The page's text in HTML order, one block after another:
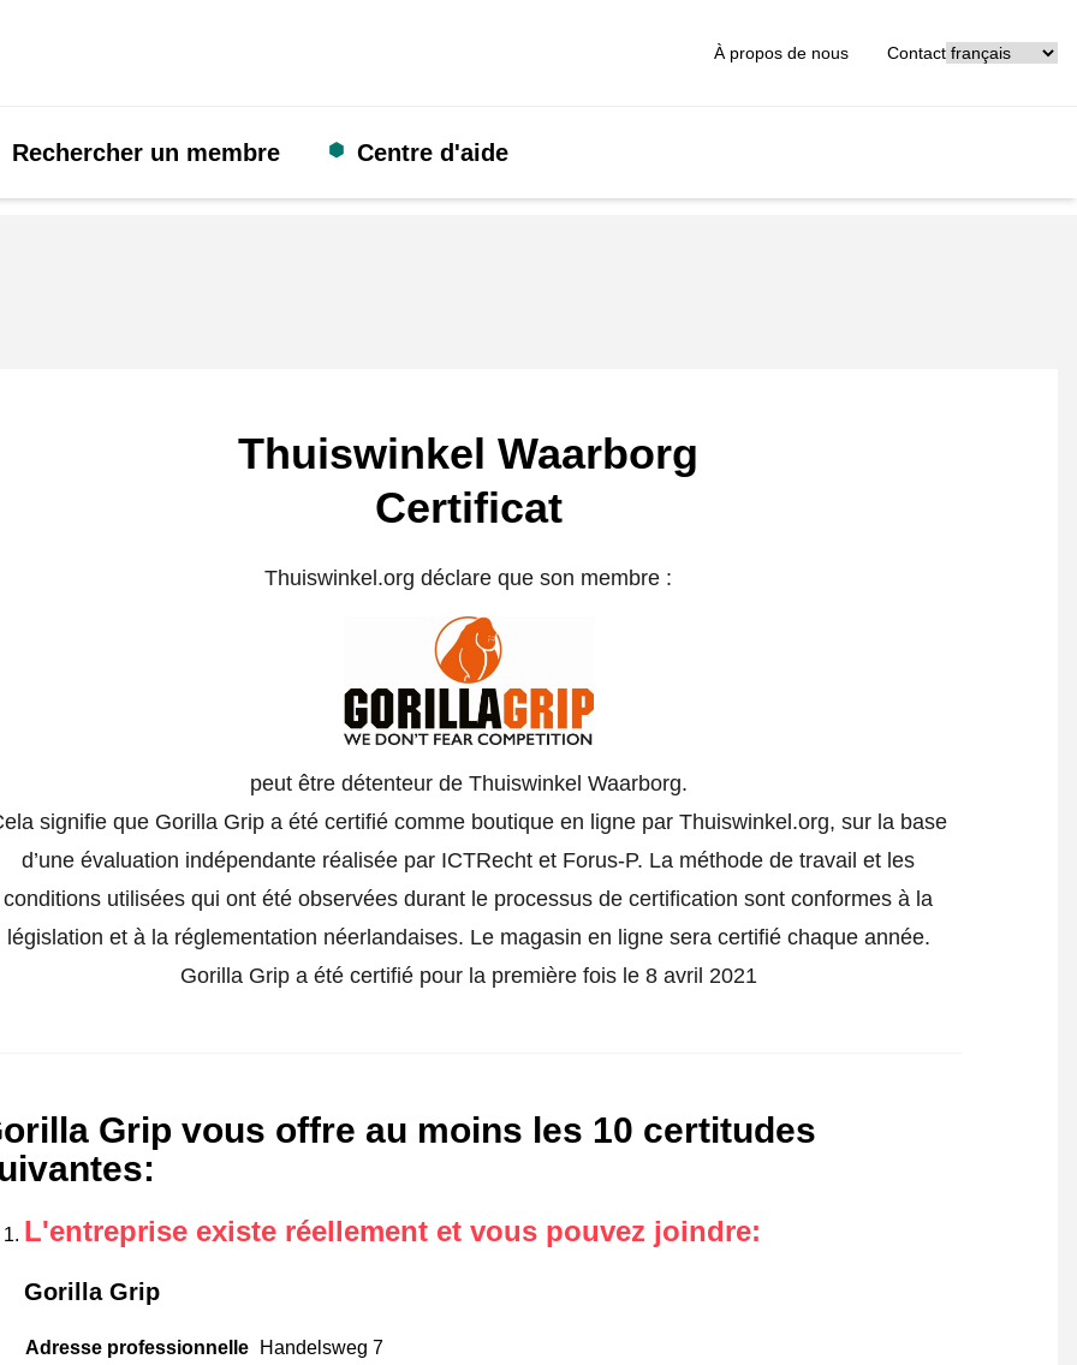
À propos de nous Contact
Rechercher un membre Centre d'aide
Thuiswinkel Waarborg
Certificat
Thuiswinkel.org déclare que son membre :
peut être détenteur de Thuiswinkel Waarborg.
signifie que Gorilla Grip a été certifié comme boutique en ligne par Thuiswinkel.org, sur la base
d’une évaluation indépendante réalisée par ICTRecht et Forus-P. La méthode de travail et les
conditions utilisées qui ont été observées durant le processus de certification sont conformes à la
législation et à la réglementation néerlandaises. Le magasin en ligne sera certifié chaque année.
Gorilla Grip a été certifié pour la première fois le 8 avril 2021
Grip vous offre au moins les 10 certitudes
:
L'entreprise existe réellement et vous pouvez joindre:
Gorilla Grip
Adresse professionnelle
Handelsweg 7